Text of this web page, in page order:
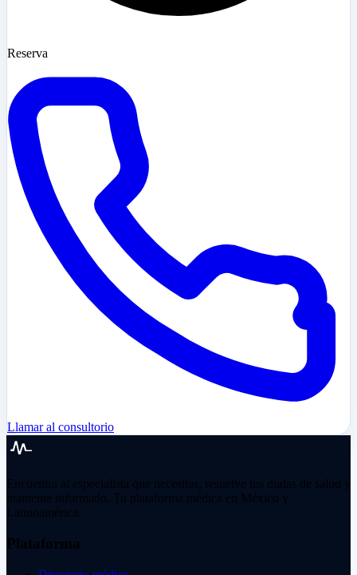
Reserva
Llamar al consultorio
Encuentra al especialista que necesitas, resuelve tus dudas de salud y
mantente informado. Tu plataforma médica en México y
Latinoamérica.
Plataforma